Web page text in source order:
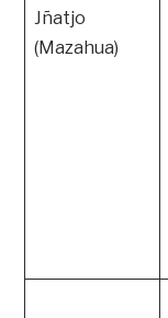
Jñatjo
(Mazahua)